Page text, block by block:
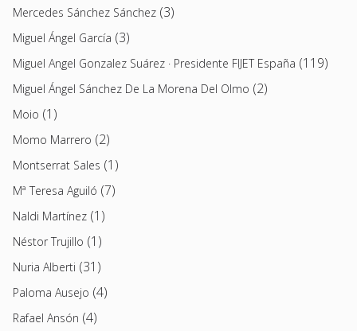
Mercedes Sánchez Sánchez (3)
Miguel Ángel García (3)
Miguel Angel Gonzalez Suárez · Presidente FIJET España (119)
Miguel Ángel Sánchez De La Morena Del Olmo (2)
Moio (1)
Momo Marrero (2)
Montserrat Sales (1)
Mª Teresa Aguiló (7)
Naldi Martínez (1)
Néstor Trujillo (1)
Nuria Alberti (31)
Paloma Ausejo (4)
Rafael Ansón (4)